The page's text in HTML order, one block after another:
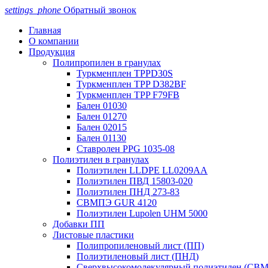
settings_phone Обратный звонок
Главная
О компании
Продукция
Полипропилен в гранулах
Туркменплен TPPD30S
Туркменплен TPP D382BF
Туркменплен TPP F79FB
Бален 01030
Бален 01270
Бален 02015
Бален 01130
Ставролен PPG 1035-08
Полиэтилен в гранулах
Полиэтилен LLDPE LL0209AA
Полиэтилен ПВД 15803-020
Полиэтилен ПНД 273-83
СВМПЭ GUR 4120
Полиэтилен Lupolen UHM 5000
Добавки ПП
Листовые пластики
Полипропиленовый лист (ПП)
Полиэтиленовый лист (ПНД)